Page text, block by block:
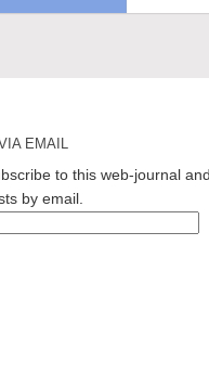
EMAIL
to this web-journal and
by email.